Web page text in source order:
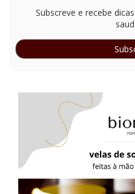
Subscreve e recebe